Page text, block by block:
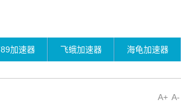
加速器 飞蛾加速器 海龟加速器
A-
A+